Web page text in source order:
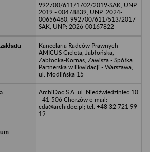
992700/611/1702/2019-SAK; UNP:
2019 - 00478839, UNP: 2024-
00656460, 992700/611/513/2017-
SAK, UNP: 2026-00167822
Kancelaria Radców Prawnych
AMICUS Gieleta, Jabłońska,
Zabłocka-Kornas, Zawisza - Spółka
Partnerska w likwidacji - Warszawa,
ul. Modlińska 15
ArchiDoc S.A. ul. Niedźwiedziniec 10
- 41-506 Chorzów e-mail:
cda@archidoc.pl; tel. +48 32 721 99
12